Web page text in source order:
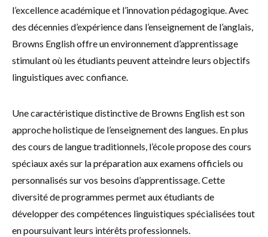
l’excellence académique et l’innovation pédagogique. Avec
des décennies d’expérience dans l’enseignement de l’anglais,
Browns English offre un environnement d’apprentissage
stimulant où les étudiants peuvent atteindre leurs objectifs
linguistiques avec confiance.
Une caractéristique distinctive de Browns English est son
approche holistique de l’enseignement des langues. En plus
des cours de langue traditionnels, l’école propose des cours
spéciaux axés sur la préparation aux examens officiels ou
personnalisés sur vos besoins d’apprentissage. Cette
diversité de programmes permet aux étudiants de
développer des compétences linguistiques spécialisées tout
en poursuivant leurs intérêts professionnels.